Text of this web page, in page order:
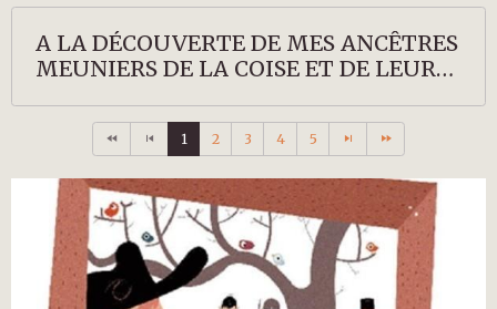
A LA DÉCOUVERTE DE MES ANCÊTRES
MEUNIERS DE LA COISE ET DE LEURS
1 2 3 4 5